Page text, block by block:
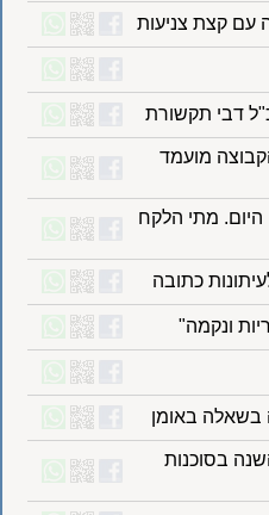
קצת צניעות
מועמד
מתי הלקח
כתובה
ונקמה"
באומן
בסוכנות